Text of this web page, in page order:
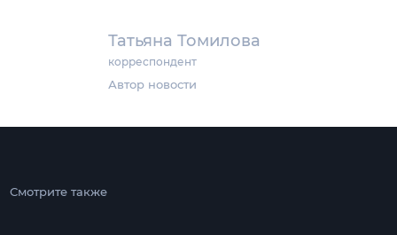
Татьяна Томилова
корреспондент
Автор новости
Смотрите также